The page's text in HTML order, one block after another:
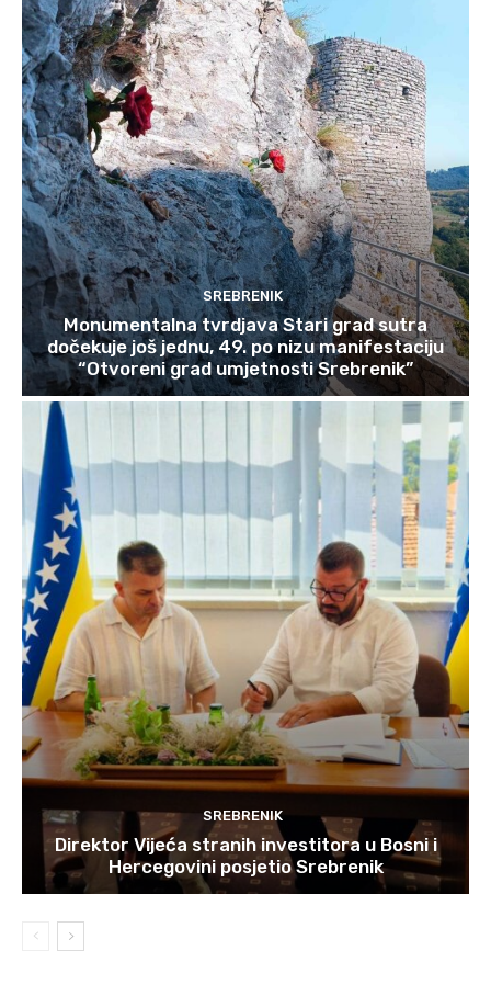
SREBRENIK
Monumentalna tvrdjava Stari grad sutra
dočekuje još jednu, 49. po nizu manifestaciju
“Otvoreni grad umjetnosti Srebrenik”
SREBRENIK
Direktor Vijeća stranih investitora u Bosni i
Hercegovini posjetio Srebrenik